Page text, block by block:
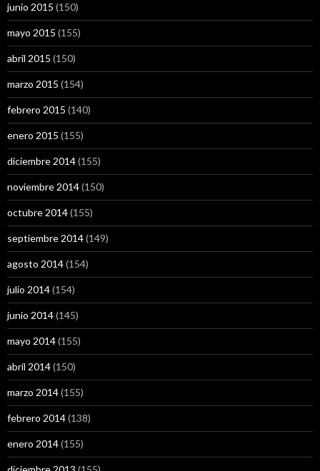
junio 2015 (150)
mayo 2015 (155)
abril 2015 (150)
marzo 2015 (154)
febrero 2015 (140)
enero 2015 (155)
diciembre 2014(155)
noviembre 2014(150)
octubre 2014(155)
septiembre 2014(149)
agosto 2014(154)
julio 2014(154)
junio 2014(145)
mayo 2014(155)
abril 2014(150)
marzo 2014(155)
febrero 2014(138)
enero 2014(155)